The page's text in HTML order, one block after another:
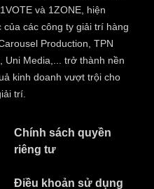
và 1ZONE, hiện
của các công ty giải trí hàng
Production, TPN
Uni Media,... trở thành nền
kinh doanh vượt trội cho
trí.
Chính sách quyền
riêng tư​
Điều khoản sử dụng